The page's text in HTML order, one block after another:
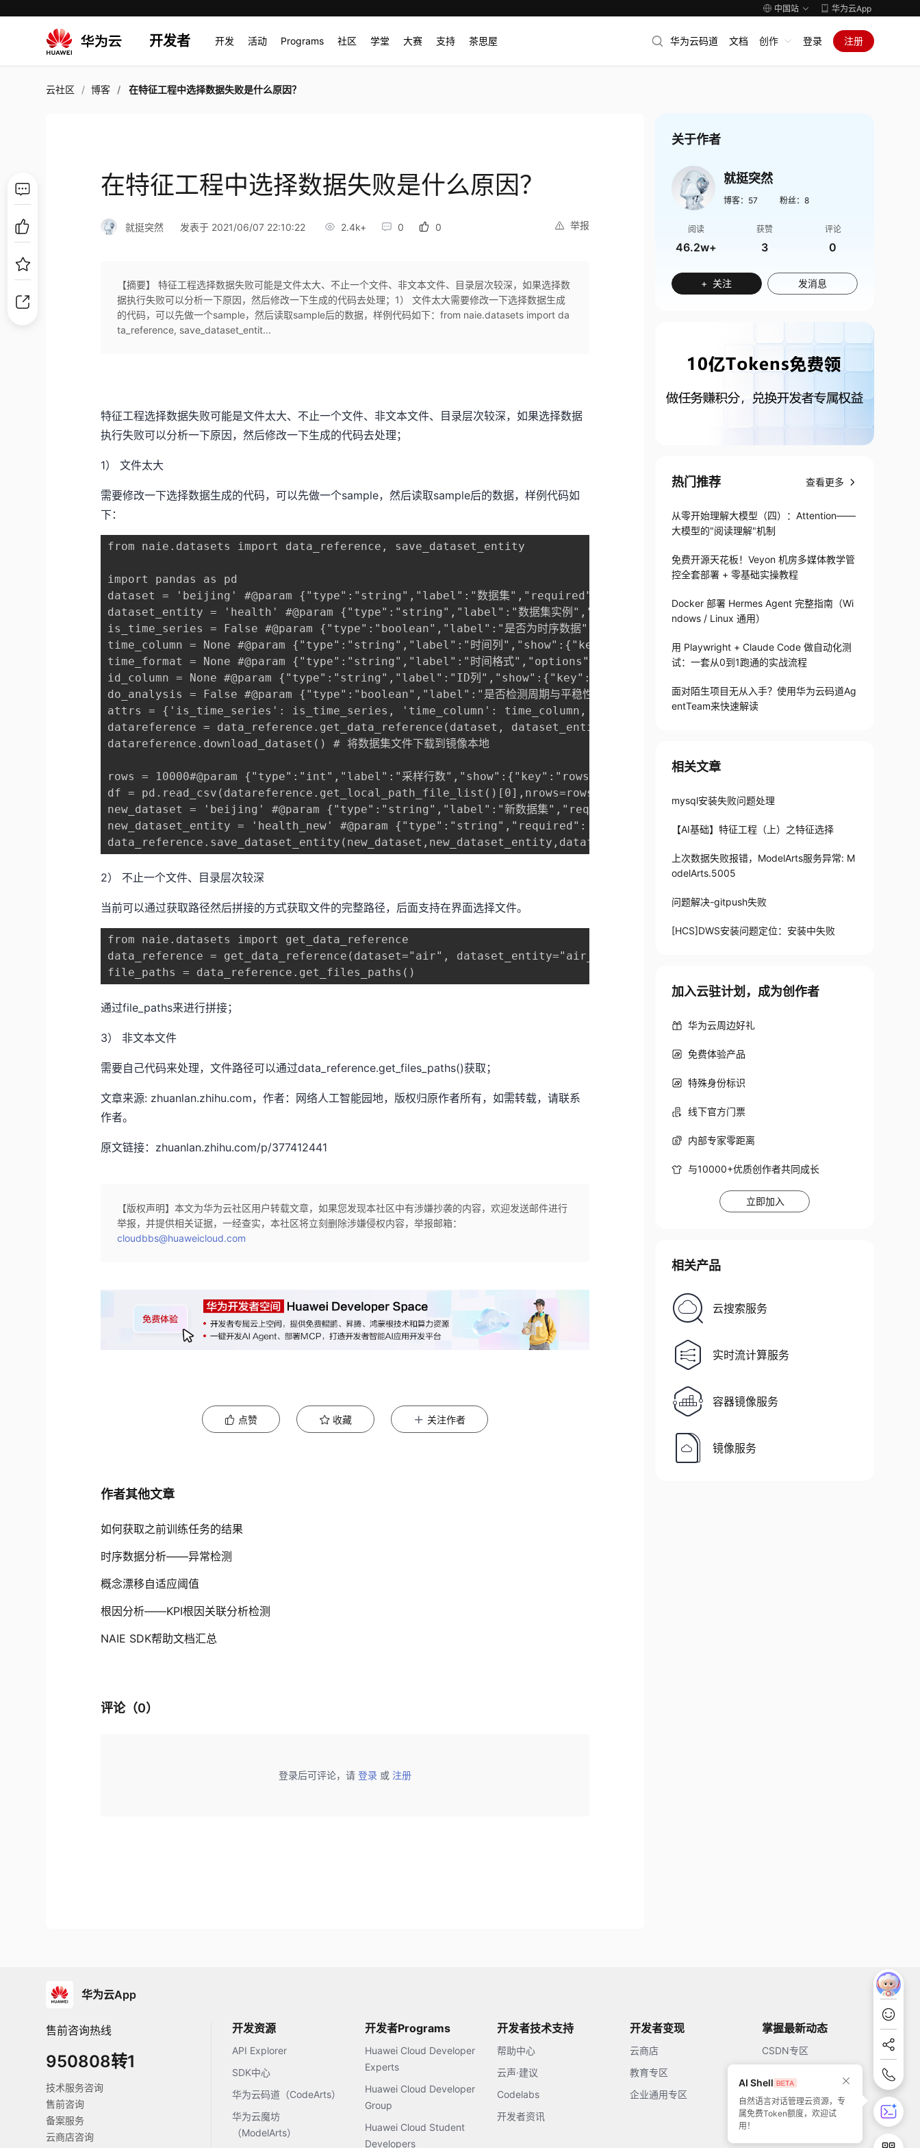
中国站 华为云App
开发者 开发 活动 Programs 社区 学堂 大赛 支持 茶思屋 华为云码道 文档 创作 登录 注册
云社区 博客 在特征工程中选择数据失败是什么原因？
在特征工程中选择数据失败是什么原因？
举报
就挺突然 发表于 2021/06/07 22:10:22 2.4k+ 0 0
【摘要】 特征工程选择数据失败可能是文件太大、不止一个文件、非文本文件、目录层次较深，如果选择数
据执行失败可以分析一下原因，然后修改一下生成的代码去处理；1） 文件太大需要修改一下选择数据生成
的代码，可以先做一个sample，然后读取sample后的数据，样例代码如下：from naie.datasets import da
ta_reference, save_dataset_entit...
特征工程选择数据失败可能是文件太大、不止一个文件、非文本文件、目录层次较深，如果选择数据
执行失败可以分析一下原因，然后修改一下生成的代码去处理；
1） 文件太大
需要修改一下选择数据生成的代码，可以先做一个sample，然后读取sample后的数据，样例代码如
下：
from naie.datasets import data_reference, save_dataset_entity
import pandas as pd
dataset = 'beijing' #@param {"type":"string","label":"数据集
dataset_entity = 'health' #@param {"type":"string","label":"数据集实例
is_time_series = False #@param {"type":"boolean","label":"是否为时序数据"}
time_column = None #@param {"type":"string","label":"时间列","show":{"key":"is_time_series"},"required":true}
time_format = None #@param {"type":"string","label":"时间格式","options":[{"text":"自动解析
id_column = None #@param {"type":"string","label":"ID列","show":{"key":"is_time_series"}}
do_analysis = False #@param {"type":"boolean","label":"是否检测周期与平稳性","helpTip":"开启后执行时间较长
attrs = {'is_time_series': is_time_series, 'time_column': time_column, 'time_format': time_format, 'id_column':
datareference = data_reference.get_data_reference(dataset, dataset_entity, attrs=attrs) #@return
datareference.download_dataset() # 将数据集文件下载到镜像本地
rows = 10000#@param {"type":"int","label":"采样行数","show":{"key":"rows"}}
df = pd.read_csv(datareference.get_local_path_file_list()[0],nrows=rows) # 采样10000行数据
new_dataset = 'beijing' #@param {"type":"string","label":"新数据集
new_dataset_entity = 'health_new' #@param {"type":"string","required": true,"label":"新数据实例名称
data_reference.save_dataset_entity(new_dataset,new_dataset_entity,dataframe=df) # 创建一个新的数据集实例health_new
2） 不止一个文件、目录层次较深
当前可以通过获取路径然后拼接的方式获取文件的完整路径，后面支持在界面选择文件。
from naie.datasets import get_data_reference
data_reference = get_data_reference(dataset="air", dataset_entity="air_20181112")
file_paths = data_reference.get_files_paths()
通过file_paths来进行拼接；
3） 非文本文件
需要自己代码来处理，文件路径可以通过data_reference.get_files_paths()获取；
文章来源: zhuanlan.zhihu.com，作者：网络人工智能园地，版权归原作者所有，如需转载，请联系
作者。
原文链接：zhuanlan.zhihu.com/p/377412441
【版权声明】本文为华为云社区用户转载文章，如果您发现本社区中有涉嫌抄袭的内容，欢迎发送邮件进行
举报，并提供相关证据，一经查实，本社区将立刻删除涉嫌侵权内容，举报邮箱：
cloudbbs@huaweicloud.com
点赞 收藏 关注作者
作者其他文章
如何获取之前训练任务的结果
时序数据分析——异常检测
概念漂移自适应阈值
根因分析——KPI根因关联分析检测
NAIE SDK帮助文档汇总
评论（0）
登录后可评论，请 登录 或 注册
关于作者
就挺突然
博客： 57 粉丝： 8
阅读
46.2w+
获赞
3
评论
0
+ 关注 发消息
热门推荐 查看更多
从零开始理解大模型（四）：Attention——
大模型的"阅读理解"机制
免费开源天花板！Veyon 机房多媒体教学管
控全套部署 + 零基础实操教程
Docker 部署 Hermes Agent 完整指南（Wi
ndows / Linux 通用）
用 Playwright + Claude Code 做自动化测
试：一套从0到1跑通的实战流程
面对陌生项目无从入手？使用华为云码道Ag
entTeam来快速解读
相关文章
mysql安装失败问题处理
【AI基础】特征工程（上）之特征选择
上次数据失败报错，ModelArts服务异常: M
odelArts.5005
问题解决-gitpush失败
[HCS]DWS安装问题定位：安装中失败
加入云驻计划，成为创作者
华为云周边好礼
免费体验产品
特殊身份标识
线下官方门票
内部专家零距离
与10000+优质创作者共同成长
立即加入
相关产品
云搜索服务
实时流计算服务
容器镜像服务
镜像服务
AI Shell
自然语言对话管理云资源，专
属免费Token额度，欢迎试
用！
华为云App
售前咨询热线
950808转1
技术服务咨询
售前咨询
备案服务
云商店咨询
开发资源
API Explorer
SDK中心
华为云码道（CodeArts）
华为云魔坊
（ModelArts）
开发者Programs
Huawei Cloud Developer
Experts
Huawei Cloud Developer
Group
Huawei Cloud Student
Developers
开发者技术支持
帮助中心
云声·建议
Codelabs
开发者资讯
开发者变现
云商店
教育专区
企业通用专区
掌握最新动态
CSDN专区
开源中国
51CTO